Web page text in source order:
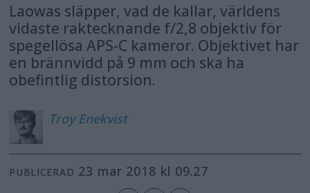
Laowas släpper, vad de kallar, världens
vidaste raktecknande f/2,8 objektiv för
spegellösa APS-C kameror. Objektivet har
en brännvidd på 9 mm och ska ha
obefintlig distorsion.
Troy Enekvist
PUBLICERAD 23 mar 2018 kl 09.27